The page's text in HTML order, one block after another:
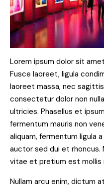
Lorem ipsum dolor sit
Fusce laoreet, ligula
laoreet massa, nec
consectetur dolor non
ultricies. Phasellus et
fermentum mauris non
aliquam, fermentum ligula
auctor sed dui et rhoncus.
vitae et pretium est mollis
Nullam arcu enim, dictum